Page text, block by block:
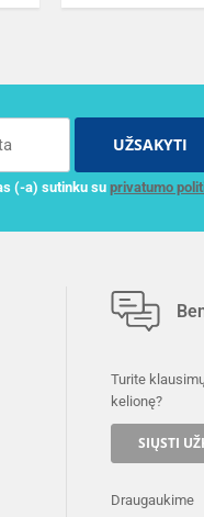
UŽSAKYTI
(-a) sutinku su privatumo
Turite
kelionę?
SIŲSTI
Draugaukime